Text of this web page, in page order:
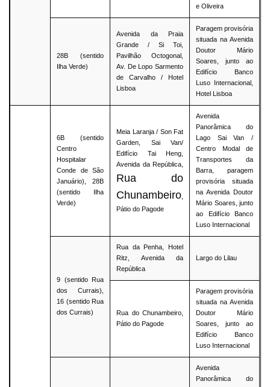
e Oliveira
28B (sentido
Ilha Verde)
Avenida da Praia
Grande / Si Toi,
Pavilhão Octogonal,
Av. De Lopo Sarmento
de Carvalho / Hotel
Lisboa
Paragem provisória
situada na Avenida
Doutor Mário
Soares, junto ao
Edifício Banco
Luso Internacional,
Hotel Lisboa
6B (sentido
Centro
Hospitalar
Conde de São
Januário), 28B
(sentido Ilha
Verde)
Meia Laranja / Son Fat
Garden, Sai Van/
Edifício Tai Heng,
Avenida da República,
Rua do
Chunambeiro
Pátio do Pagode
Avenida
Panorâmica do
Lago Sai Van /
Centro Modal de
Transportes da
Barra, paragem
provisória situada
na Avenida Doutor
Mário Soares, junto
ao Edifício Banco
Luso Internacional
9 (sentido Rua
dos Currais),
16 (sentido Rua
dos Currais)
Rua da Penha, Hotel
Ritz, Avenida da
República
Largo do Lilau
Rua do Chunambeiro,
Pátio do Pagode
Paragem provisória
situada na Avenida
Doutor Mário
Soares, junto ao
Edifício Banco
Luso Internacional
Avenida
Panorâmica do